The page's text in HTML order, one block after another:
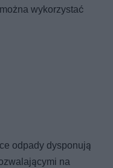
wykorzystać
odpady dysponują
na